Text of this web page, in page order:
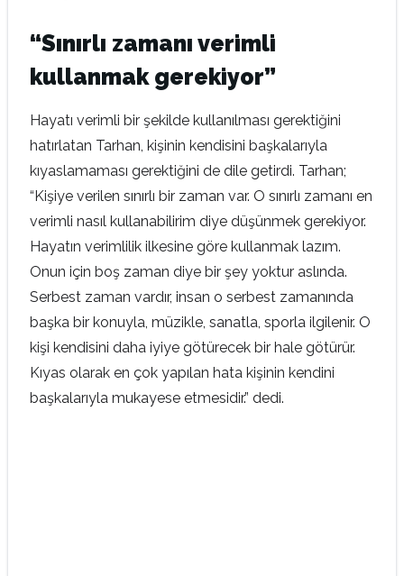
“Sınırlı zamanı verimli
kullanmak gerekiyor”
Hayatı verimli bir şekilde kullanılması gerektiğini
hatırlatan Tarhan, kişinin kendisini başkalarıyla
kıyaslamaması gerektiğini de dile getirdi. Tarhan;
“Kişiye verilen sınırlı bir zaman var. O sınırlı zamanı en
verimli nasıl kullanabilirim diye düşünmek gerekiyor.
Hayatın verimlilik ilkesine göre kullanmak lazım.
Onun için boş zaman diye bir şey yoktur aslında.
Serbest zaman vardır, insan o serbest zamanında
başka bir konuyla, müzikle, sanatla, sporla ilgilenir. O
kişi kendisini daha iyiye götürecek bir hale götürür.
Kıyas olarak en çok yapılan hata kişinin kendini
başkalarıyla mukayese etmesidir.” dedi.